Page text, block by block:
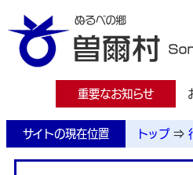
重要なお知らせ
サイトの現在位置 トップ ⇒